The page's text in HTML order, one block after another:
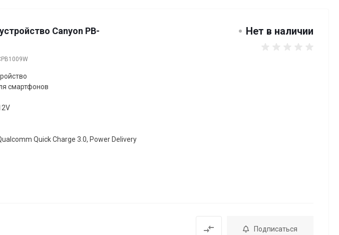
Canyon PB-
Нет в наличии
смартфонов
Quick Charge 3.0, Power Delivery
Подписаться